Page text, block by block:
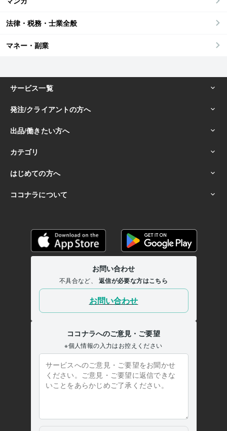
法律・税務・士業全般
マネー・副業